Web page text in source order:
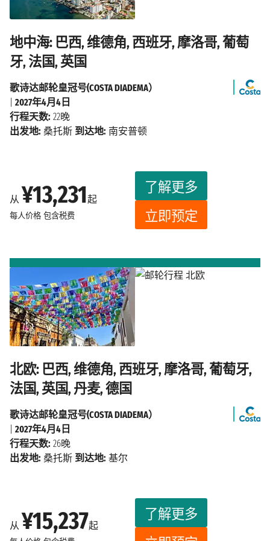
地中海: 巴西, 维德角, 西班牙, 摩洛哥, 葡萄
牙, 法国, 英国
从 ¥13,231起
每人价格 包含税费
了解更多
立即预定
歌诗达邮轮皇冠号(COSTA DIADEMA）
2027年4月4日
行程天数: 22晚
出发地: 桑托斯 到达地: 南安普顿
北欧: 巴西, 维德角, 西班牙, 摩洛哥, 葡萄牙,
法国, 英国, 丹麦, 德国
从 ¥15,237起
了解更多
歌诗达邮轮皇冠号(COSTA DIADEMA）
2027年4月4日
行程天数: 26晚
出发地: 桑托斯 到达地: 基尔